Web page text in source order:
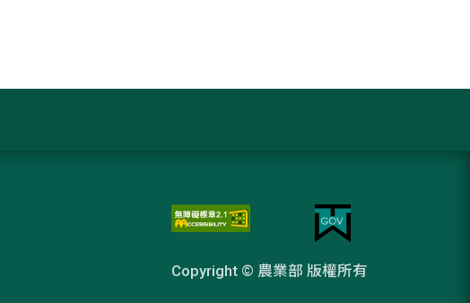
Copyright © 農業部 版權所有